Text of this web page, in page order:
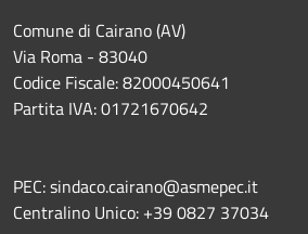
Comune di Cairano (AV)
Via Roma - 83040
Codice Fiscale: 82000450641
Partita IVA: 01721670642
PEC: sindaco.cairano@asmepec.it
Centralino Unico: +39 0827 37034